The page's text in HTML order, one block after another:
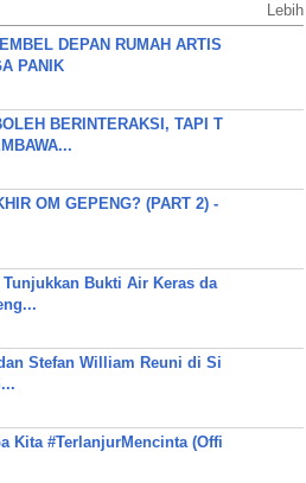
Lebih
DEPAN RUMAH ARTIS
PANIK
BERINTERAKSI, TAPI T
OM GEPENG? (PART 2) -
Tunjukkan Bukti Air Keras da
Stefan William Reuni di Si
Kita #TerlanjurMencinta (Offi